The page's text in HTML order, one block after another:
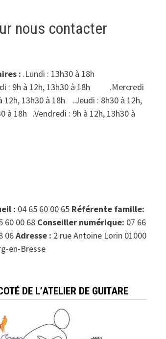
nous contacter
: .Lundi : 13h30 à 18h
: 9h à 12h, 13h30 à 18h .Mercredi
12h, 13h30 à 18h .Jeudi : 8h30 à 12h,
à 18h .Vendredi : 9h à 12h, 13h30 à
: 04 65 60 00 65 Référente famille:
60 00 68 Conseiller numérique: 07 66
06Adresse : 2 rue Antoine Lorin 01000
en-Bresse
DE L’ATELIER DE GUITARE